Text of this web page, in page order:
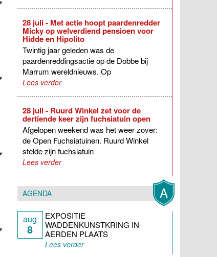
28 juli - Met actie hoopt paardenredder
Micky op welverdiend pensioen voor
Hidde en Hipolito
Twintig jaar geleden was de
paardenreddingsactie op de Dobbe bij
Marrum wereldnieuws. Op
Lees verder
28 juli - Ruurd Winkel zet voor de
dertiende keer zijn fuchsiatuin open
Afgelopen weekend was het weer zover:
de Open Fuchsiatuinen. Ruurd Winkel
stelde zijn fuchsiatuin
Lees verder
AGENDA A
aug
8
EXPOSITIE
WADDENKUNSTKRING IN
AERDEN PLAATS
Lees verder